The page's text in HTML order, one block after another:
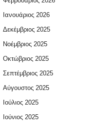
Ιανουάριος 2026
Δεκέμβριος 2025
Νοέμβριος 2025
Οκτώβριος 2025
Σεπτέμβριος 2025
Αύγουστος 2025
Ιούλιος 2025
Ιούνιος 2025